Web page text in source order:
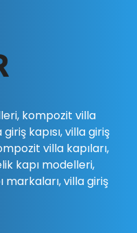
kompozit villa
giriş kapısı, villa giriş
villa kapıları,
kapı modelleri,
markaları, villa giriş